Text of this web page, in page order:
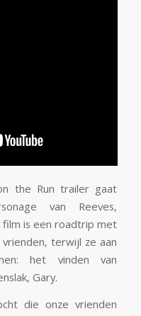
the Run trailer gaat
van Reeves,
film is een roadtrip met
terwijl ze aan
het vinden van
Gary.
die onze vrienden